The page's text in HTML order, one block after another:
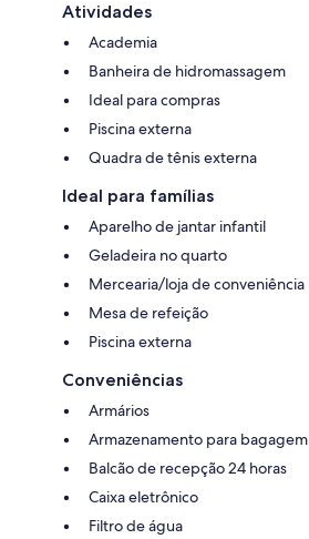
Atividades
Academia
Banheira de hidromassagem
Ideal para compras
Piscina externa
Quadra de tênis externa
Ideal para famílias
Aparelho de jantar infantil
Geladeira no quarto
Mercearia/loja de conveniência
Mesa de refeição
Piscina externa
Conveniências
Armários
Armazenamento para bagagem
Balcão de recepção 24 horas
Caixa eletrônico
Filtro de água